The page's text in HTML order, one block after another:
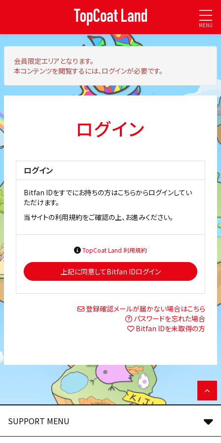
MENU
会員限定エリア となります。
本コンテンツを閲覧するには、ログインが必要です。
ログイン
ログイン
Bitfan IDをすでにお持ちの方はこちらからログインしてい
ただけます。
当サイトの利用規約をご確認の上、お進みください。
TopCoat Land 利用規約
上記に同意してBitfan IDログイン
登録確認メールが届かない場合はこちら
パスワードを忘れた場合
Bitfan IDを未取得の方
SUPPORT MENU